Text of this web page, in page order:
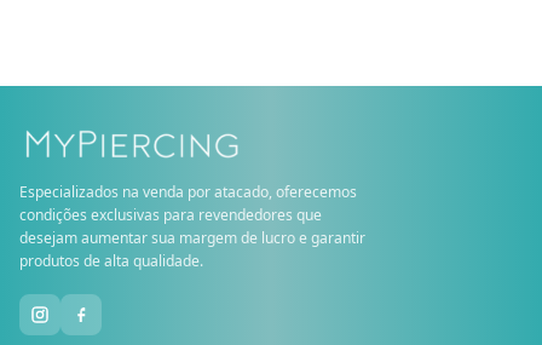
Especializados na venda por atacado, oferecemos
condições exclusivas para revendedores que
desejam aumentar sua margem de lucro e garantir
produtos de alta qualidade.